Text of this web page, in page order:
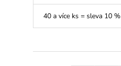
40 a více ks = sleva 10 %